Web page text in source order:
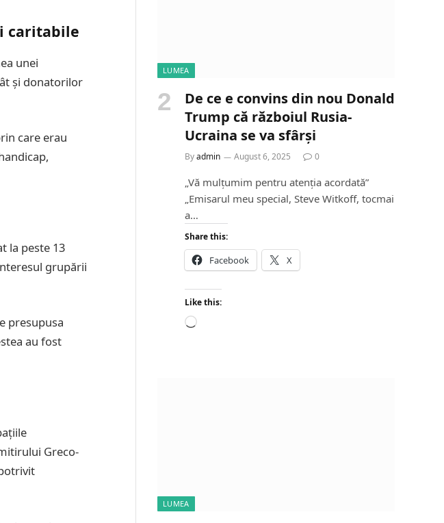
caritabile
unei
și donatorilor
care erau
la peste 13
grupării
presupusa
au fost
Greco-
LUMEA
De ce e convins din nou Donald
Trump că războiul Rusia-
Ucraina se va sfârși
Byadmin August 6, 2025 0
„Vă mulțumim pentru atenția acordată”
„Emisarul meu special, Steve Witkoff, tocmai
a…
Share this:
Facebook X
Like this:
L
LUMEA